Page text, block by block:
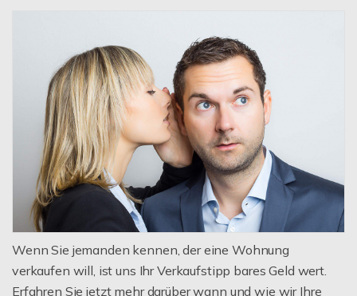
Wenn Sie jemanden kennen, der eine Wohnung
verkaufen will, ist uns Ihr Verkaufstipp bares Geld wert.
Erfahren Sie jetzt mehr darüber wann und wie wir Ihre